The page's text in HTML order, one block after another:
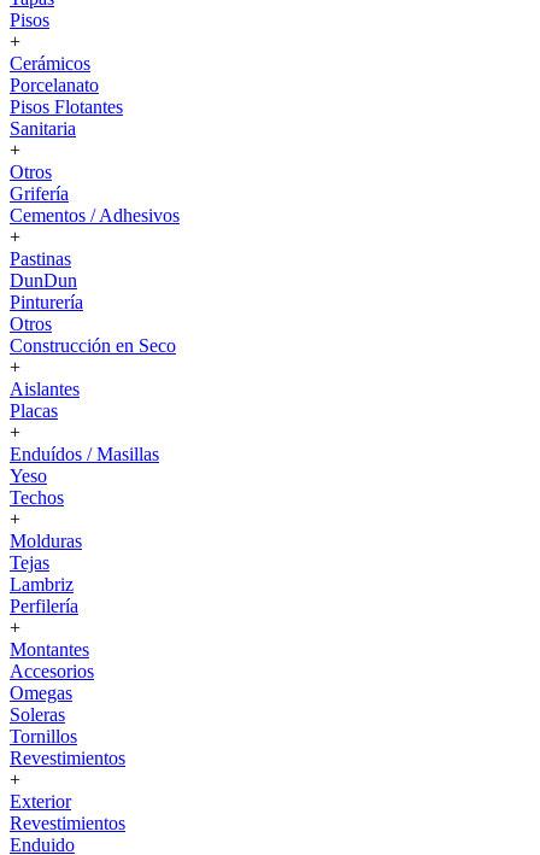
Pisos
+
Cerámicos
Porcelanato
Pisos Flotantes
Sanitaria
+
Otros
Grifería
Cementos / Adhesivos
+
Pastinas
DunDun
Pinturería
Otros
Construcción en Seco
+
Aislantes
Placas
+
Enduídos / Masillas
Yeso
Techos
+
Molduras
Tejas
Lambriz
Perfilería
+
Montantes
Accesorios
Omegas
Soleras
Tornillos
Revestimientos
+
Exterior
Revestimientos
Enduido